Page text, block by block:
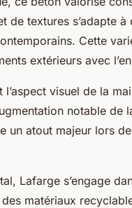
de textures s’adapte
Cette
extérieurs avec
l’aspect visuel de la
notable de
un atout majeur lors
Lafarge s’engage
matériaux